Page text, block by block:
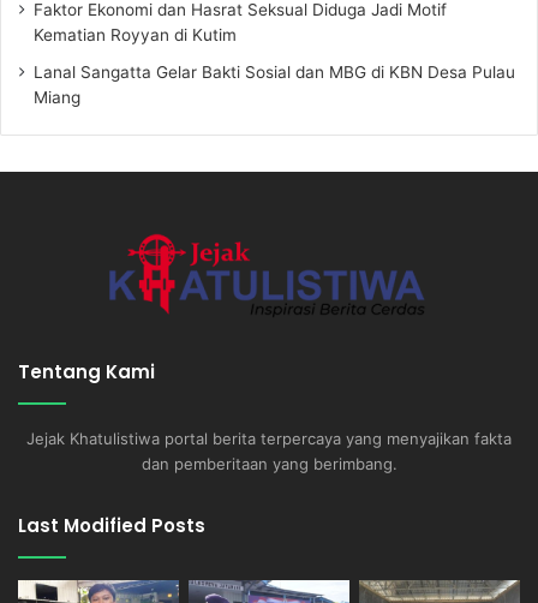
Faktor Ekonomi dan Hasrat Seksual Diduga Jadi Motif
Kematian Royyan di Kutim
Lanal Sangatta Gelar Bakti Sosial dan MBG di KBN Desa Pulau
Miang
Tentang Kami
Jejak Khatulistiwa portal berita terpercaya yang menyajikan fakta
dan pemberitaan yang berimbang.
Last Modified Posts